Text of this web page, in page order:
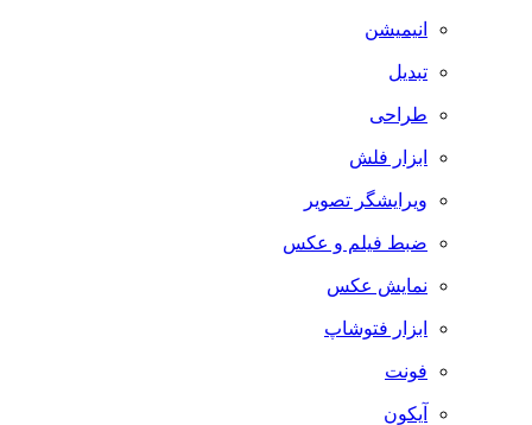
انیمیشن
تبدیل
طراحی
ابزار فلش
ویرایشگر تصویر
ضبط فيلم و عكس
نمایش عکس
ابزار فتوشاپ
فونت
آیکون